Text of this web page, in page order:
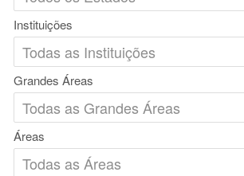
Instituições
Grandes Áreas
Áreas